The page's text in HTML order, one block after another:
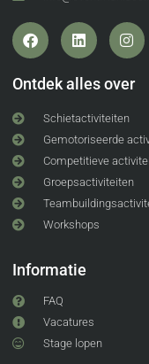
Ontdek alles over
Schietactiviteiten
Gemotoriseerde
Competitieve
Groepsactiviteiten
Workshops
Informatie
FAQ
Vacatures
Stage lopen